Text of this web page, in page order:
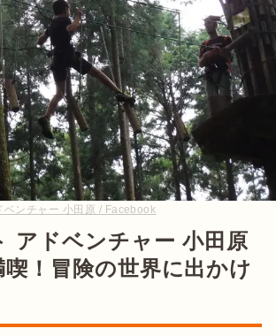
ベンチャー 小田原 / Facebook
アドベンチャー 小田原
！冒険の世界に出かけ